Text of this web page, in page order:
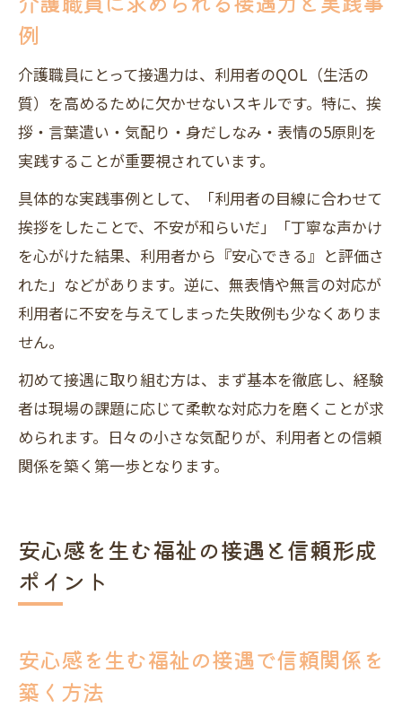
例
介護職員にとって接遇力は、利用者のQOL（生活の
質）を高めるために欠かせないスキルです。特に、挨
拶・言葉遣い・気配り・身だしなみ・表情の5原則を
実践することが重要視されています。
具体的な実践事例として、「利用者の目線に合わせて
挨拶をしたことで、不安が和らいだ」「丁寧な声かけ
を心がけた結果、利用者から『安心できる』と評価さ
れた」などがあります。逆に、無表情や無言の対応が
利用者に不安を与えてしまった失敗例も少なくありま
せん。
初めて接遇に取り組む方は、まず基本を徹底し、経験
者は現場の課題に応じて柔軟な対応力を磨くことが求
められます。日々の小さな気配りが、利用者との信頼
関係を築く第一歩となります。
安心感を生む福祉の接遇と信頼形成
ポイント
安心感を生む福祉の接遇で信頼関係を
築く方法